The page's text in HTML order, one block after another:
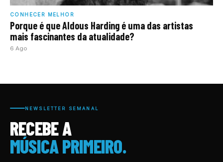
CONHECER MELHOR
Porque é que Aldous Harding é uma das artistas
mais fascinantes da atualidade?
6 Ago
NEWSLETTER SEMANAL
RECEBE A
MÚSICA PRIMEIRO.